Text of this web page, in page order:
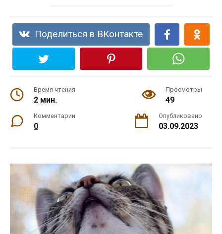
Поделиться в ВКонтакте
Время чтения
2 мин.
Просмотры
49
Комментарии
0
Опубликовано
03.09.2023